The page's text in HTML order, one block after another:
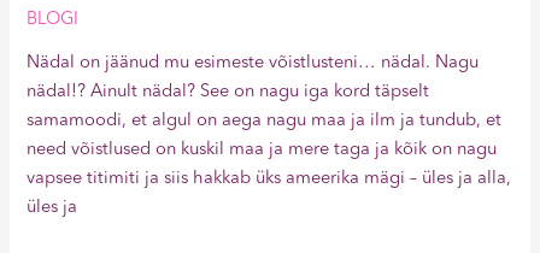
BLOGI
Nädal on jäänud mu esimeste võistlusteni… nädal. Nagu
nädal!? Ainult nädal? See on nagu iga kord täpselt
samamoodi, et algul on aega nagu maa ja ilm ja tundub, et
need võistlused on kuskil maa ja mere taga ja kõik on nagu
vapsee titimiti ja siis hakkab üks ameerika mägi – üles ja alla,
üles ja